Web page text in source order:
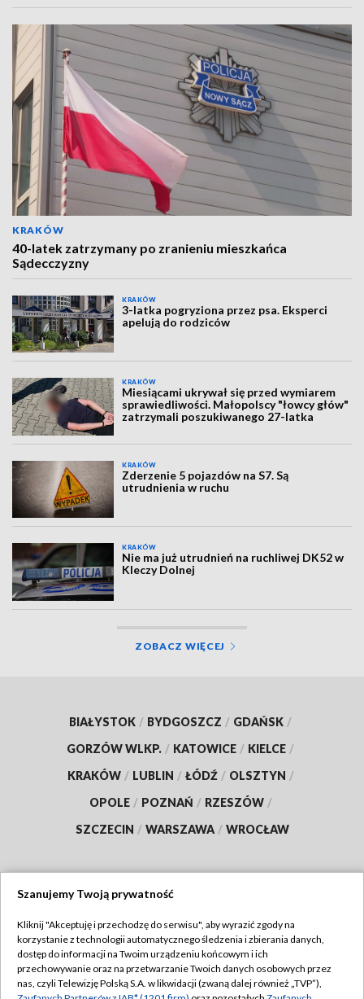
KRAKÓW
40-latek zatrzymany po zranieniu mieszkańca
Sądecczyzny
KRAKÓW
3-latka pogryziona przez psa. Eksperci
apelują do rodziców
KRAKÓW
Miesiącami ukrywał się przed wymiarem
sprawiedliwości. Małopolscy "łowcy głów"
zatrzymali poszukiwanego 27-latka
KRAKÓW
Zderzenie 5 pojazdów na S7. Są
utrudnienia w ruchu
KRAKÓW
Nie ma już utrudnień na ruchliwej DK52 w
Kleczy Dolnej
ZOBACZ WIĘCEJ
BIAŁYSTOK / BYDGOSZCZ / GDAŃSK /
GORZÓW WLKP. / KATOWICE / KIELCE /
KRAKÓW / LUBLIN / ŁÓDŹ / OLSZTYN /
OPOLE / POZNAŃ / RZESZÓW /
SZCZECIN / WARSZAWA / WROCŁAW
TVP
Abonament TVP
Emisja w TVP
Regulamin TVP
Szanujemy Twoją prywatność
Kliknij "Akceptuję i przechodzę do serwisu", aby wyrazić zgody na
korzystanie z technologii automatycznego śledzenia i zbierania danych,
dostęp do informacji na Twoim urządzeniu końcowym i ich
przechowywanie oraz na przetwarzanie Twoich danych osobowych przez
nas, czyli Telewizję Polską S.A. w likwidacji (zwaną dalej również „TVP”),